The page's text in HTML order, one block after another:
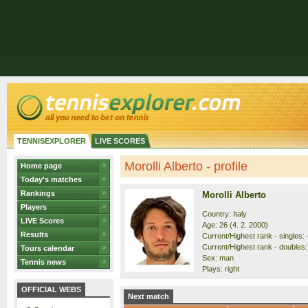
TENNISEXPLORER LIVE SCORES
Home page
Today's matches
Rankings
Players
LIVE Scores
Results
Tours calendar
Tennis news
OFFICIAL WEBS
Morolli Alberto - profile
Morolli Alberto
Country: Italy
Age: 26 (4. 2. 2000)
Current/Highest rank - singles:
Current/Highest rank -
Sex: man
Plays: right
Next match